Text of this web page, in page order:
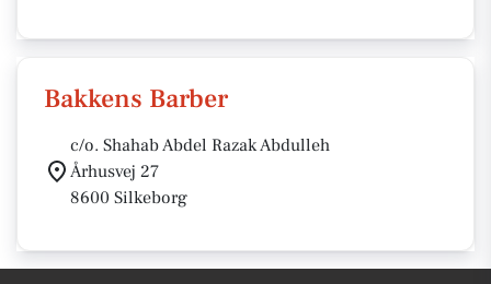
Bakkens Barber
c/o. Shahab Abdel Razak Abdulleh
Århusvej 27
8600 Silkeborg